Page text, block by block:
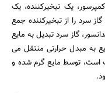
یک تبخیر‌کننده، یک
سرد را از تبخیر‌کننده جمع
گاز سرد تبدیل به مایع
به مبدل حرارتی منتقل می
است، توسط مایع گرم شده و